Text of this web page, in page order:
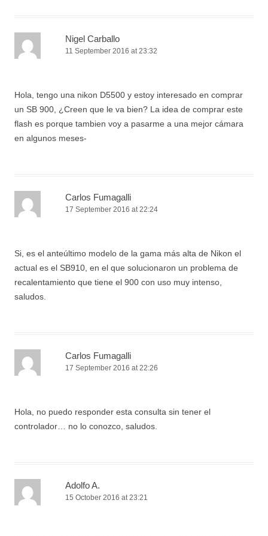
Nigel Carballo
11 September 2016 at 23:32
Hola, tengo una nikon D5500 y estoy interesado en comprar
un SB 900, ¿Creen que le va bien? La idea de comprar este
flash es porque tambien voy a pasarme a una mejor cámara
en algunos meses-
Carlos Fumagalli
17 September 2016 at 22:24
Si, es el anteúltimo modelo de la gama más alta de Nikon el
actual es el SB910, en el que solucionaron un problema de
recalentamiento que tiene el 900 con uso muy intenso,
saludos.
Carlos Fumagalli
17 September 2016 at 22:26
Hola, no puedo responder esta consulta sin tener el
controlador… no lo conozco, saludos.
Adolfo A.
15 October 2016 at 23:21